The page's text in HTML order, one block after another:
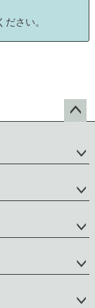
ださい。
ップ